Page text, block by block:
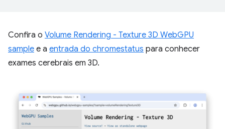
Confira o Volume Rendering - Texture 3D WebGPU
sample e a entrada do chromestatus para conhecer
exames cerebrais em 3D.